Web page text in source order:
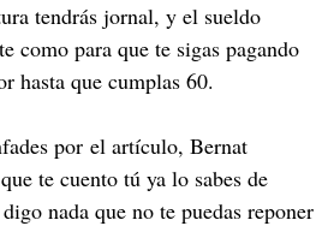
tendrás jornal, y el sueldo
como para que te sigas pagando
hasta que cumplas 60.
por el artículo, Bernat
te cuento tú ya lo sabes de
nada que no te puedas reponer